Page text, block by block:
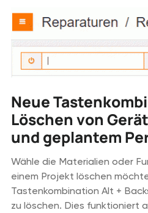
Neue
Löschen von
und geplantem
Wähle die Materialien oder
einem Projekt löschen
Tastenkombination Alt +
zu löschen. Dies funktioniert